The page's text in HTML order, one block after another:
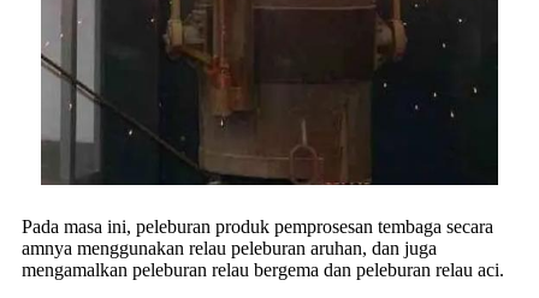
Pada masa ini, peleburan produk pemprosesan tembaga secara
amnya menggunakan relau peleburan aruhan, dan juga
mengamalkan peleburan relau bergema dan peleburan relau aci.